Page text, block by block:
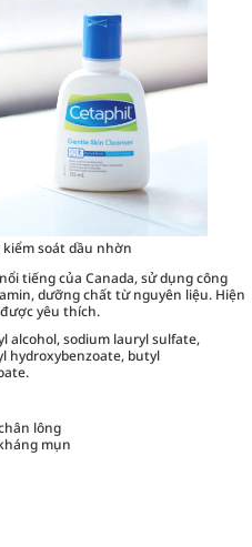
soát dầu nhờn
tiếng của Canada, sử dụng công
dưỡng chất từ nguyên liệu. Hiện
yêu thích.
alcohol, sodium lauryl sulfate,
hydroxybenzoate, butyl
lông
mụn